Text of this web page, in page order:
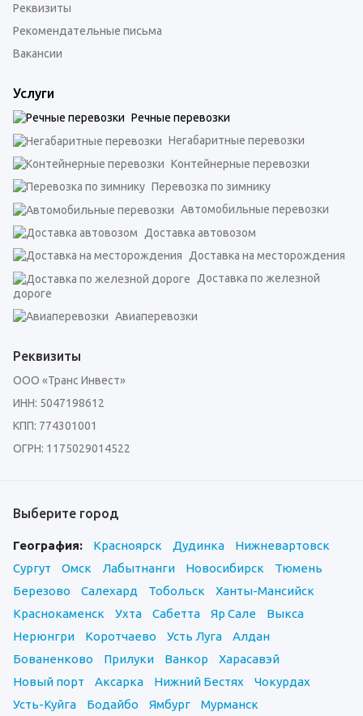
Реквизиты
Рекомендательные письма
Вакансии
Услуги
Речные перевозки
Негабаритные перевозки
Контейнерные перевозки
Перевозка по зимнику
Автомобильные перевозки
Доставка автовозом
Доставка на месторождения
Доставка по железной
дороге
Авиаперевозки
Реквизиты
ООО «Транс Инвест»
ИНН: 5047198612
КПП: 774301001
ОГРН: 1175029014522
Выберите город
География: Красноярск Дудинка
Нижневартовск
Сургут
Омск Лабытнанги Новосибирск
Тюмень
Березово
Салехард Тобольск
Ханты-Мансийск
Краснокаменск
Ухта Сабетта Яр Сале
Выкса
Нерюнгри
Коротчаево Усть Луга
Алдан
Бованенково
Прилуки Ванкор
Харасавэй
Новый порт
Аксарка Нижний Бестях
Чокурдах
Усть-Куйга
Бодайбо Ямбург Мурманск